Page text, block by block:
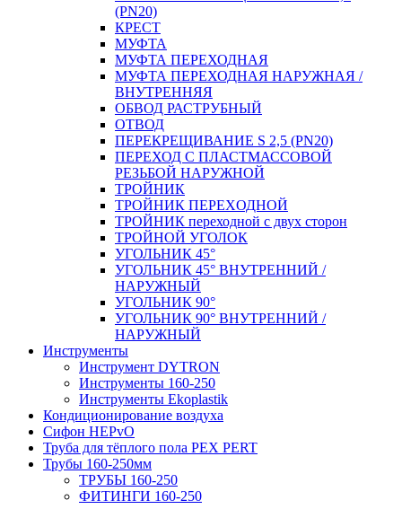
(PN20)
КРЕСТ
МУФТА
МУФТА ПЕРЕХОДНАЯ
МУФТА ПЕРЕХОДНАЯ НАРУЖНАЯ /
ВНУТРЕННЯЯ
ОБВОД РАСТРУБНЫЙ
ОТВОД
ПЕРЕКРЕЩИВАНИЕ S 2,5 (PN20)
ПЕРЕХОД С ПЛАСТМАССОВОЙ
РЕЗЬБОЙ НАРУЖНОЙ
ТРОЙНИК
ТРОЙНИК ПЕРЕXОДНОЙ
ТРОЙНИК переходной с двух сторон
ТРОЙНОЙ УГОЛОК
УГОЛЬНИК 45°
УГОЛЬНИК 45° ВНУТРЕННИЙ /
НАРУЖНЫЙ
УГОЛЬНИК 90°
УГОЛЬНИК 90° ВНУТРЕННИЙ /
НАРУЖНЫЙ
Инструменты
Инструмент DYTRON
Инструменты 160-250
Инструменты Ekoplastik
Кондиционирование воздуха
Сифон HEPvO
Труба для тёплого пола PEX PERT
Трубы 160-250мм
ТРУБЫ 160-250
ФИТИНГИ 160-250